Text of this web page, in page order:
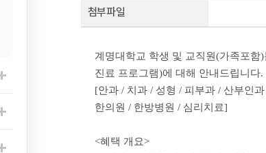
첨부파일
계명대학교 학생 및 교직원(가족포함
진료 프로그램)에 대해 안내드립니다.
[안과 / 치과 / 성형 / 피부과 / 산부인
한의원 / 한방병원 / 심리치료]
<혜택 개요>